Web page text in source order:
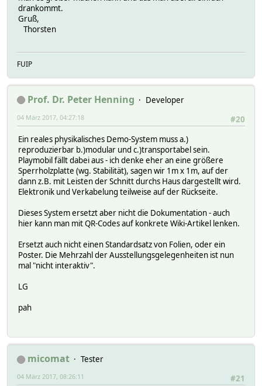
drankommt.
Gruß,
Thorsten
FUIP
Prof. Dr. Peter Henning
Developer
#20
04 März 2017, 04:27:18
Ein reales physikalisches Demo-System muss a.)
reproduzierbar b.)modular und c.)transportabel sein.
Playmobil fällt dabei aus - ich denke eher an eine größere
Sperrholzplatte (wg. Stabilität), sagen wir 1m x 1m, auf der
dann z.B. mit Leisten der Schnitt durchs Haus dargestellt wird.
Elektronik und Verkabelung teilweise auf der Rückseite.
Dieses System ersetzt aber nicht die Dokumentation - auch
hier kann man mit QR-Codes auf konkrete Wiki-Artikel lenken.
Ersetzt auch nicht einen Standardsatz von Folien, oder ein
Poster. Die Mehrzahl der Ausstellungsgelegenheiten ist nun
mal "nicht interaktiv".
LG
pah
micomat
Tester
#21
04 März 2017, 08:26:11